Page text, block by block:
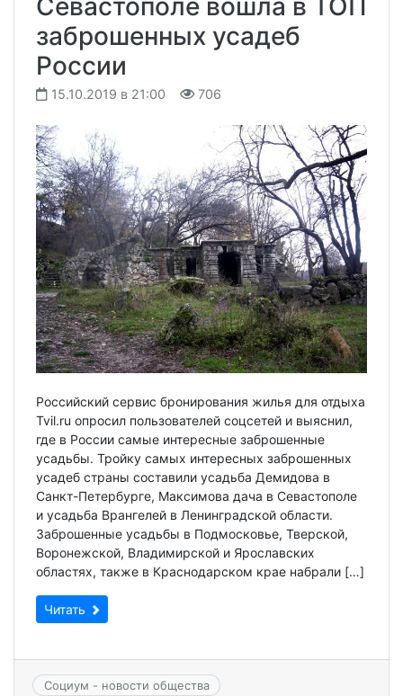
Севастополе вошла в ТОП
заброшенных усадеб
России
15.10.2019 в 21:00 706
Российский сервис бронирования жилья для отдыха
Tvil.ru опросил пользователей соцсетей и выяснил,
где в России самые интересные заброшенные
усадьбы. Тройку самых интересных заброшенных
усадеб страны составили усадьба Демидова в
Санкт-Петербурге, Максимова дача в Севастополе
и усадьба Врангелей в Ленинградской области.
Заброшенные усадьбы в Подмосковье, Тверской,
Воронежской, Владимирской и Ярославских
областях, также в Краснодарском крае набрали […]
Читать
Социум - новости общества